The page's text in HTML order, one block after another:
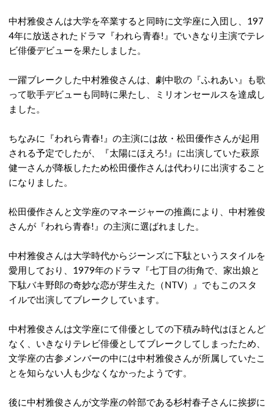
中村雅俊さんは大学を卒業すると同時に文学座に入団し、197
4年に放送されたドラマ『われら青春!』でいきなり主演でテレ
ビ俳優デビューを果たしました。
一躍ブレークした中村雅俊さんは、劇中歌の『ふれあい』も歌
って歌手デビューも同時に果たし、ミリオンセールスを達成し
ました。
ちなみに『われら青春!』の主演には故・松田優作さんが起用
される予定でしたが、『太陽にほえろ!』に出演していた萩原
健一さんが降板したため松田優作さんは代わりに出演すること
になりました。
松田優作さんと文学座のマネージャーの推薦により、中村雅俊
さんが『われら青春!』の主演に選ばれました。
中村雅俊さんは大学時代からジーンズに下駄というスタイルを
愛用しており、1979年のドラマ『七丁目の街角で、家出娘と
下駄バキ野郎の奇妙な恋が芽生えた（NTV）』でもこのスタ
イルで出演してブレークしています。
中村雅俊さんは文学座にて俳優としての下積み時代はほとんど
なく、いきなりテレビ俳優としてブレークしてしまったため、
文学座の古参メンバーの中には中村雅俊さんが所属していたこ
とを知らない人も少なくなかったようです。
後に中村雅俊さんが文学座の幹部である杉村春子さんに挨拶に